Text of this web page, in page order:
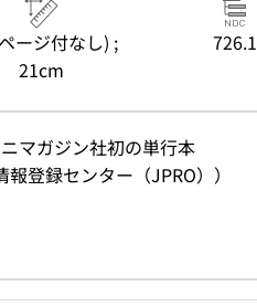
ージ付なし) ;
21cm
726.1
マガジン社初の単行本
報登録センター（JPRO））